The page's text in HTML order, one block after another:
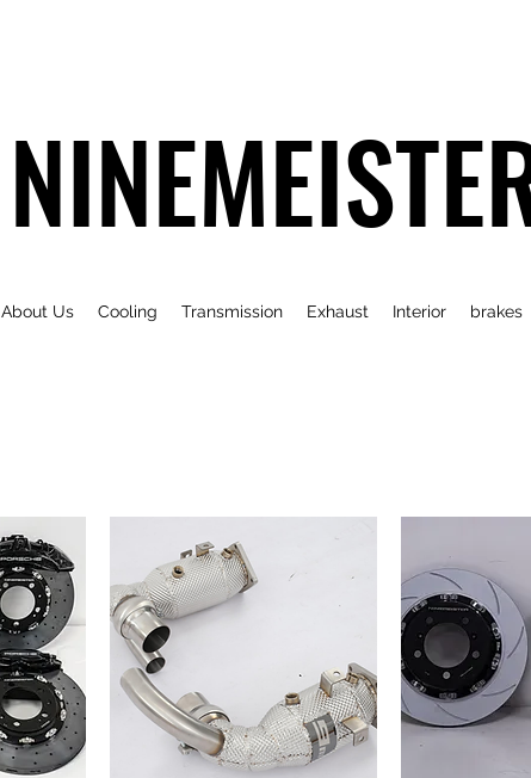
About Us Cooling Transmission Exhaust Interior brakes